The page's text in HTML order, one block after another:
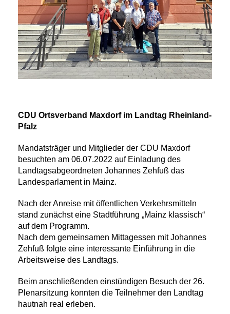
CDU Ortsverband Maxdorf im Landtag Rheinland-
Pfalz
Mandatsträger und Mitglieder der CDU Maxdorf
besuchten am 06.07.2022 auf Einladung des
Landtagsabgeordneten Johannes Zehfuß das
Landesparlament in Mainz.
Nach der Anreise mit öffentlichen Verkehrsmitteln
stand zunächst eine Stadtführung Mainz klassisch“
auf dem Programm.
Nach dem gemeinsamen Mittagessen mitJohannes
Zehfuß folgte eine interessante Einführung in die
Arbeitsweise des Landtags.
Beim anschließenden einstündigen Besuch der 26.
Plenarsitzung konnten die Teilnehmer den Landtag
hautnah real erleben.